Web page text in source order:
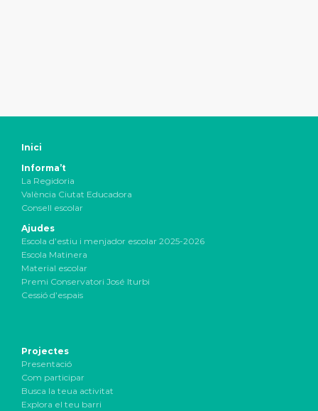
Inici
Informa’t
La Regidoria
València Ciutat Educadora
Consell escolar
Ajudes
Escola d’estiu i menjador escolar 2025-2026
Escola Matinera
Material escolar
Premi Conservatori José Iturbi
Cessió d’espais
Projectes
Presentació
Com participar
Busca la teua activitat
Explora el teu barri